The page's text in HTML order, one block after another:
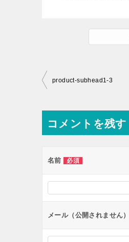
投
ナ
ビ
ー
ョ
ン
product-subhead1-3
コメントを残す
名前 必須
メール（公開されません）